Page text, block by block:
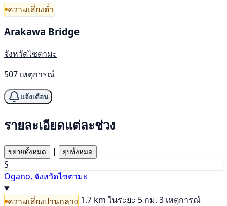
ความเสี่ยงต่ำ
Arakawa Bridge
จังหวัดไซตามะ
507 เหตุการณ์
แจ้งเตือน
รายละเอียดแต่ละช่วง
ขยายทั้งหมด | ยุบทั้งหมด
S
Ogano, จังหวัดไซตามะ
ความเสี่ยงปานกลาง 1.7 km ในระยะ 5 กม. 3 เหตุการณ์